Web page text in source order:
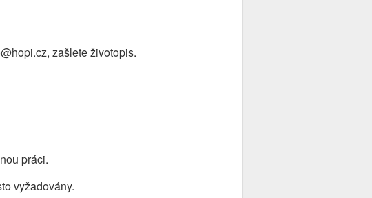
zašlete životopis.
práci.
vyžadovány.